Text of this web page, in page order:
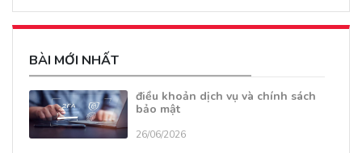
BÀI MỚI NHẤT
điều khoản dịch vụ và chính sách
bảo mật
26/06/2026